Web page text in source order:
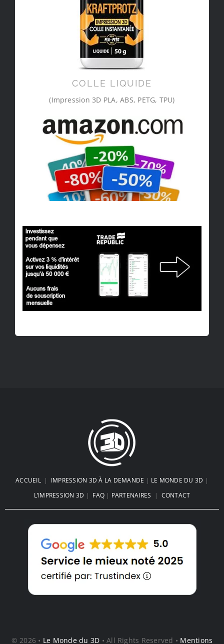
COLLE LIQUIDE
(Impression 3D PLA, ABS, PETG, TPU)
ACCUEIL| IMPRESSION 3D À LA DEMANDE | LE MONDE DU 3D |
L’IMPRESSION 3D | FAQ | PARTENAIRES | CONTACT
© 2026 • Le Monde du 3D • All Rights Reserved • Mentions